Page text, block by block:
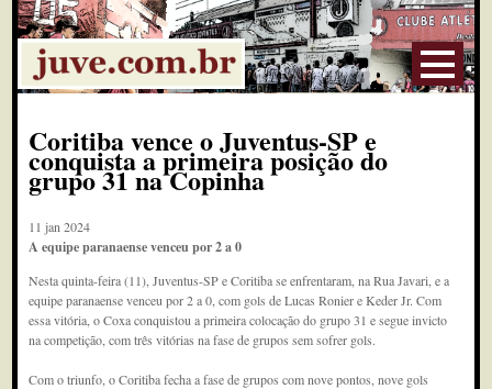
Coritiba vence o Juventus-SP e
conquista a primeira posição do
grupo 31 na Copinha
11 jan 2024
A equipe paranaense venceu por 2 a 0
Nesta quinta-feira (11), Juventus-SP e Coritiba se enfrentaram, na Rua Javari, e a
equipe paranaense venceu por 2 a 0, com gols de Lucas Ronier e Keder Jr. Com
essa vitória, o Coxa conquistou a primeira colocação do grupo 31 e segue invicto
na competição, com três vitórias na fase de grupos sem sofrer gols.
Com o triunfo, o Coritiba fecha a fase de grupos com nove pontos, nove gols